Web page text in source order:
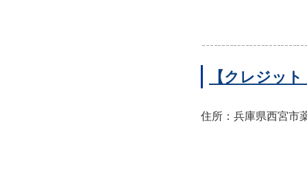
【クレジッ
住所：兵庫県西宮市